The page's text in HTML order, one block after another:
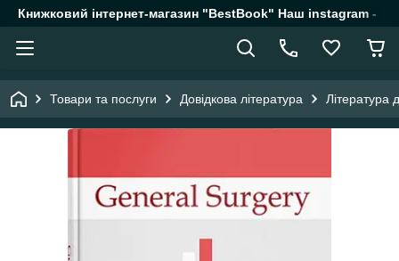
Книжковий інтернет-магазин "BestBook" Наш instagram -
Товари та послуги Довідкова література Література